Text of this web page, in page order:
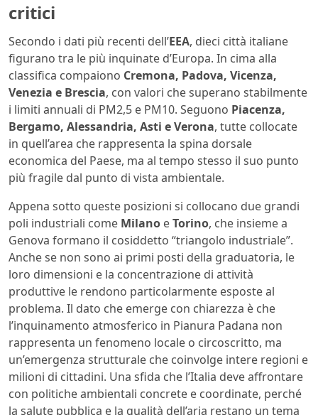
critici
Secondo i dati più recenti dell’EEA, dieci città italiane
figurano tra le più inquinate d’Europa. In cima alla
classifica compaiono Cremona, Padova, Vicenza,
Venezia e Brescia, con valori che superano stabilmente
i limiti annuali di PM2,5 e PM10. Seguono Piacenza,
Bergamo, Alessandria, Asti e Verona, tutte collocate
in quell’area che rappresenta la spina dorsale
economica del Paese, ma al tempo stesso il suo punto
più fragile dal punto di vista ambientale.
Appena sotto queste posizioni si collocano due grandi
poli industriali come Milano eTorino, che insieme a
Genova formano il cosiddetto “triangolo industriale”.
Anche se non sono ai primi posti della graduatoria, le
loro dimensioni e la concentrazione di attività
produttive le rendono particolarmente esposte al
problema. Il dato che emerge con chiarezza è che
l’inquinamento atmosferico in Pianura Padana non
rappresenta un fenomeno locale o circoscritto, ma
un’emergenza strutturale che coinvolge intere regioni e
milioni di cittadini. Una sfida che l’Italia deve affrontare
con politiche ambientali concrete e coordinate, perché
la salute pubblica e la qualità dell’aria restano un tema